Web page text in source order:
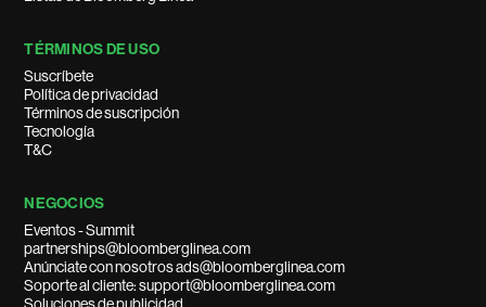
TÉRMINOS DE USO
Suscríbete
Política de privacidad
Términos de suscripción
Tecnología
T&C
NEGOCIOS
Eventos - Summit
partnerships@bloomberglinea.com
Anúnciate con nosotros ads@bloomberglinea.com
Soporte al cliente: support@bloomberglinea.com